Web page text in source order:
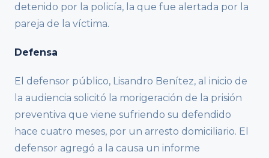
detenido por la policía, la que fue alertada por la
pareja de la víctima.
Defensa
El defensor público, Lisandro Benítez, al inicio de
la audiencia solicitó la morigeración de la prisión
preventiva que viene sufriendo su defendido
hace cuatro meses, por un arresto domiciliario. El
defensor agregó a la causa un informe